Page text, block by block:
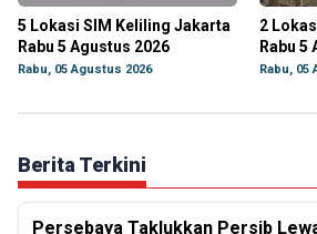
5 Lokasi SIM Keliling Jakarta
Rabu 5 Agustus 2026
Rabu, 05 Agustus 2026
2
Rabu 5
Rabu, 05
Berita Terkini
Persebaya Taklukkan Persib